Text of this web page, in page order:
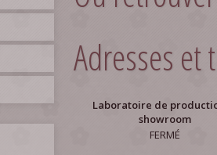
Adresses et
Laboratoire de
showroom
FERMÉ